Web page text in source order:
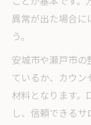
異常が出た場合に
う。
安城市や瀬戸市
ているか、カウ
材料となります
し、信頼できるサ